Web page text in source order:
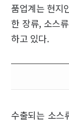
품업계는 현지
한 장류, 소스
하고 있다.
수출되는 소스